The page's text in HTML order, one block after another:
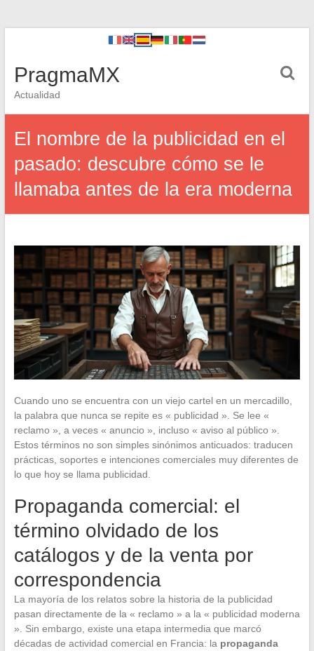
PragmaMX
Actualidad
El nombre de la publicidad en el
pasado: descubre cómo se le
llamaba antes de la era moderna
Cuando uno se encuentra con un viejo cartel en un mercadillo,
la palabra que nunca se repite es « publicidad ». Se lee «
reclamo », a veces « anuncio », incluso « aviso al público ».
Estos términos no son simples sinónimos anticuados: traducen
prácticas, soportes e intenciones comerciales muy diferentes de
lo que hoy se llama publicidad.
Propaganda comercial: el
término olvidado de los
catálogos y de la venta por
correspondencia
La mayoría de los relatos sobre la historia de la publicidad
pasan directamente de la « reclamo » a la « publicidad moderna
». Sin embargo, existe una etapa intermedia que marcó
décadas de actividad comercial en Francia: la propaganda